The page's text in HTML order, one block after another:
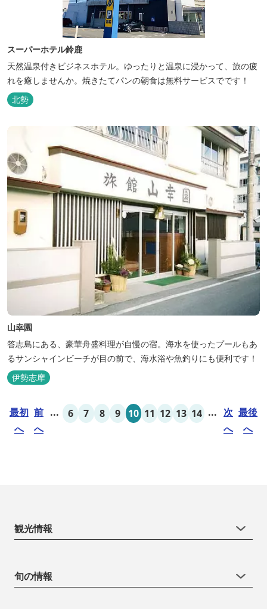
スーパーホテル鈴鹿
天然温泉付きビジネスホテル。ゆったりと温泉に浸かって、旅の疲
れを癒しませんか。焼きたてパンの朝食は無料サービスでです！
北勢
山幸園
答志島にある、豪華舟盛料理が自慢の宿。海水を使ったプールもあ
るサンシャインビーチが目の前で、海水浴や魚釣りにも便利です！
伊勢志摩
最初
へ
前
へ
... 6 7 8 9 10 11 12 13 14 ... 次
へ
最後
へ
観光情報
旬の情報